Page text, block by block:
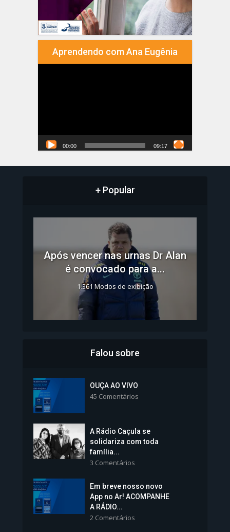
Aprendendo com Ana Eugênia
00:00 09:17
+ Popular
Após vencer nas urnas Dr Alan
é convocado para a...
1.361 Modos de exibição
Colégios da Polícia...
Vice-Prefeita Sheila Lemos
tomará posse nesta...
1.101 Modos de exibição
Falou sobre
OUÇA AO VIVO
45 Comentários
A Rádio Caçula se
solidariza com toda
família...
3 Comentários
Em breve nosso novo
App no Ar! ACOMPANHE
A RÁDIO...
2 Comentários